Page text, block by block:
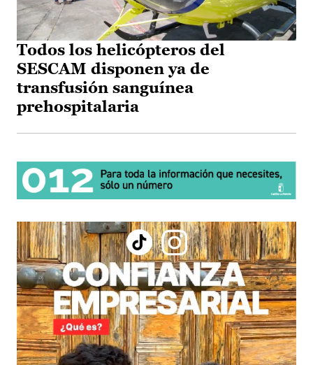
Todos los helicópteros del
SESCAM disponen ya de
transfusión sanguínea
prehospitalaria